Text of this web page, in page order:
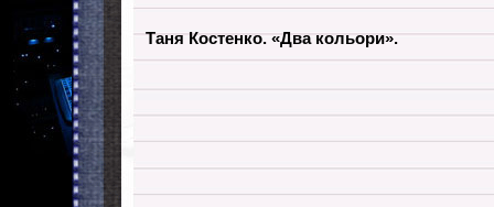
Таня Костенко. «Два кольори».